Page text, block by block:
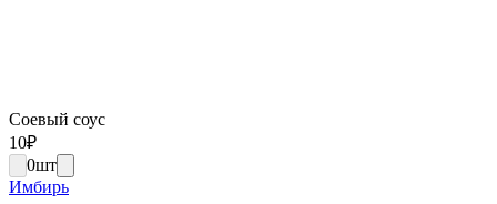
Соевый соус
10₽
0шт
Имбирь